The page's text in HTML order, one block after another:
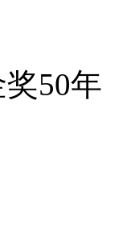
50年